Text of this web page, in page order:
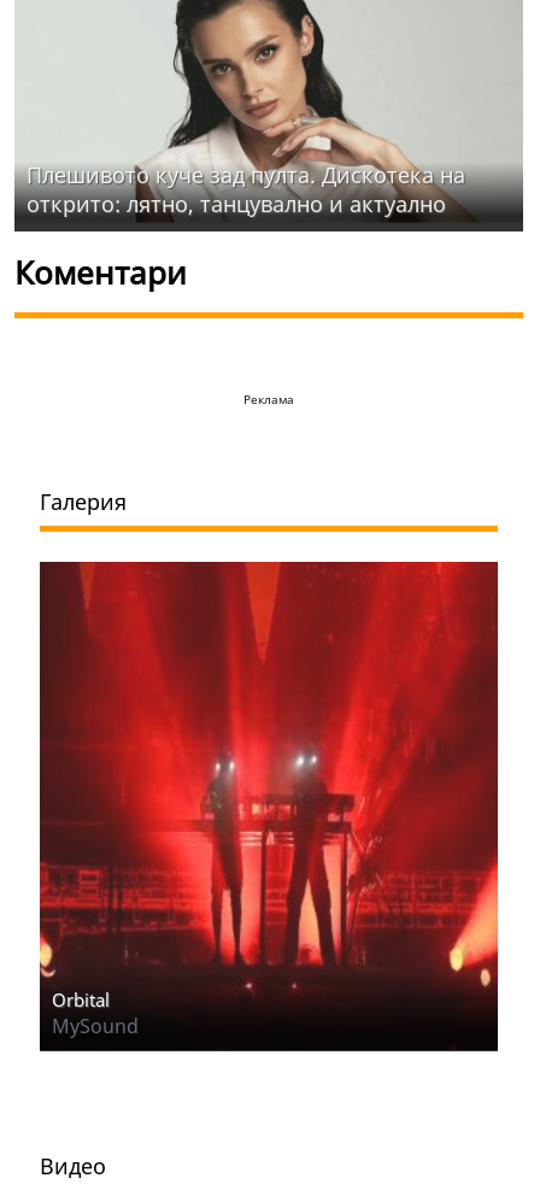
Плешивото куче зад пулта. Дискотека на
открито: лятно, танцувално и актуално
Коментари
Реклама
Галерия
Orbital
MySound
Видео